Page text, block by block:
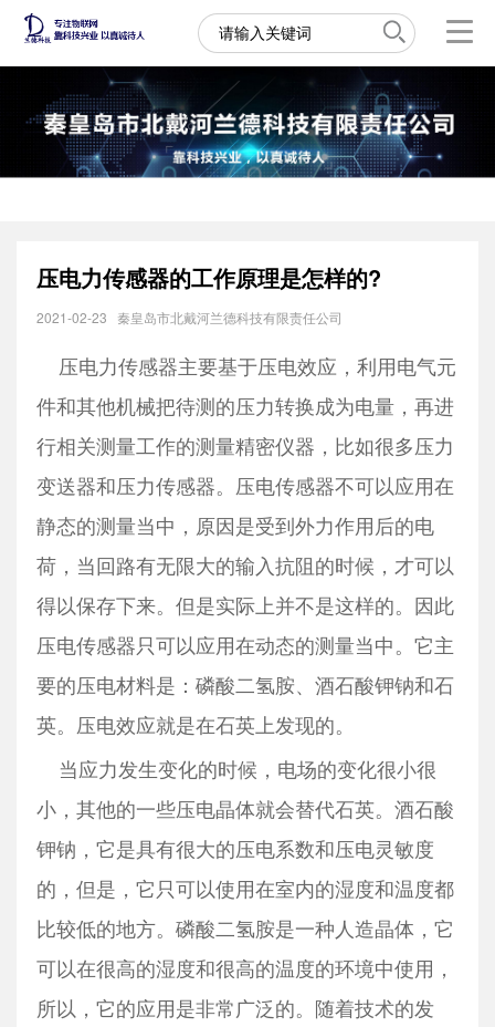
压电力传感器的工作原理是怎样的?
2021-02-23 秦皇岛市北戴河兰德科技有限责任公司
压电力传感器主要基于压电效应，利用电气元
件和其他机械把待测的压力转换成为电量，再进
行相关测量工作的测量精密仪器，比如很多压力
变送器和压力传感器。压电传感器不可以应用在
静态的测量当中，原因是受到外力作用后的电
荷，当回路有无限大的输入抗阻的时候，才可以
得以保存下来。但是实际上并不是这样的。因此
压电传感器只可以应用在动态的测量当中。它主
要的压电材料是：磷酸二氢胺、酒石酸钾钠和石
英。压电效应就是在石英上发现的。
当应力发生变化的时候，电场的变化很小很
小，其他的一些压电晶体就会替代石英。酒石酸
钾钠，它是具有很大的压电系数和压电灵敏度
的，但是，它只可以使用在室内的湿度和温度都
比较低的地方。磷酸二氢胺是一种人造晶体，它
可以在很高的湿度和很高的温度的环境中使用，
所以，它的应用是非常广泛的。随着技术的发